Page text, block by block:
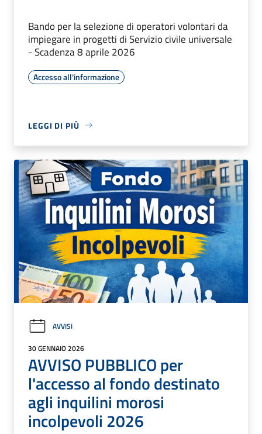
Bando per la selezione di operatori volontari da
impiegare in progetti di Servizio civile universale
- Scadenza 8 aprile 2026
Accesso all'informazione
LEGGI DI PIÙ
AVVISI
30 GENNAIO 2026
AVVISO PUBBLICO per
l'accesso al fondo destinato
agli inquilini morosi
incolpevoli 2026